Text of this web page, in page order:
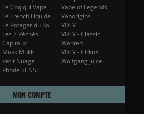
Le Coq qui Vape
Le French Liquide
Le Potager du Roi
Les 7 Péchés
Capitaux
Mukk Mukk
Petit Nuage
Phodé SENSE
Vape of Legends
Vaporigins
VDLV
VDLV - Classic
Wanted
VDLV - Cirkus
Wolfgang juice
MON COMPTE